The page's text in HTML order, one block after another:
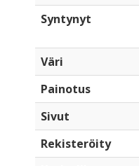
Syntynyt
Väri
Painotus
Sivut
Rekisteröity